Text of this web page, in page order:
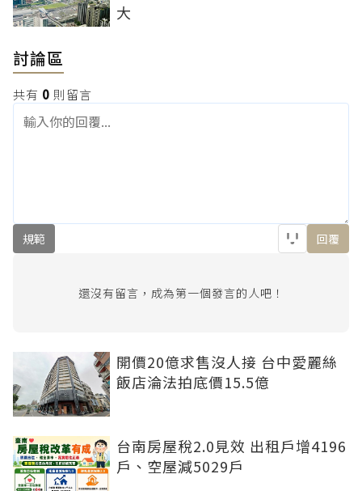
大
討論區
共有 0 則留言
規範 回覆
還沒有留言，成為第一個發言的人吧！
開價20億求售沒人接 台中愛麗絲
飯店淪法拍底價15.5億
台南房屋稅2.0見效 出租戶增4196
戶、空屋減5029戶